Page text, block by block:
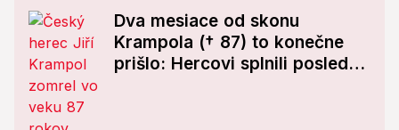
Dva mesiace od skonu
Krampola († 87) to konečne
prišlo: Hercovi splnili posledné